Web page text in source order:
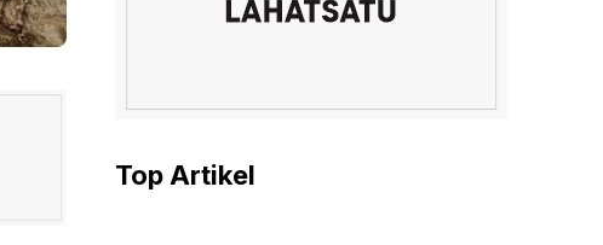
Top Artikel